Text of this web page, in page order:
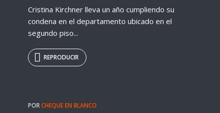
Cristina Kirchner lleva un año cumpliendo su
condena en el departamento ubicado en el
segundo piso...
REPRODUCIR
PORCHEQUE EN BLANCO